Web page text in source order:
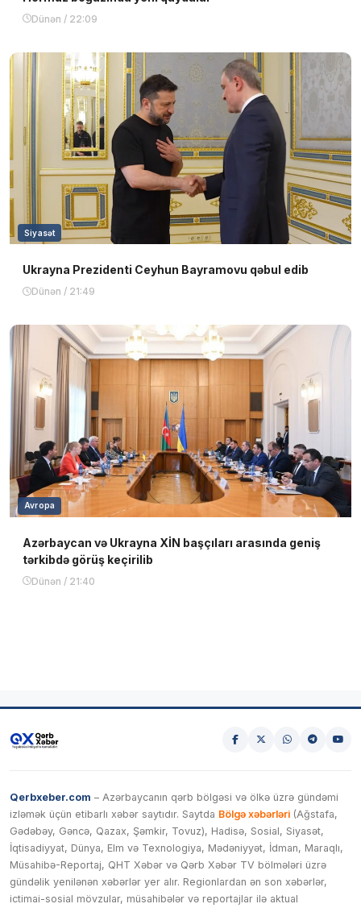
Dünən / 22:09
Siyasət
Ukrayna Prezidenti Ceyhun Bayramovu qəbul edib
Dünən / 21:49
Avropa
Azərbaycan və Ukrayna XİN başçıları arasında geniş
tərkibdə görüş keçirilib
Dünən / 21:40
Qerbxeber.com – Azərbaycanın qərb bölgəsi və ölkə üzrə gündəmi
izləmək üçün etibarlı xəbər saytıdır. Saytda Bölgə xəbərləri (Ağstafa,
Gədəbəy, Gəncə, Qazax, Şəmkir, Tovuz), Hadisə, Sosial, Siyasət,
İqtisadiyyat, Dünya, Elm və Texnologiya, Mədəniyyət, İdman, Maraqlı,
Müsahibə-Reportaj, QHT Xəbər və Qərb Xəbər TV bölmələri üzrə
gündəlik yenilənən xəbərlər yer alır. Regionlardan ən son xəbərlər,
ictimai-sosial mövzular, müsahibələr və reportajlar ilə aktual